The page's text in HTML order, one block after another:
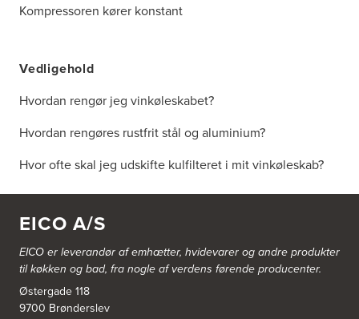
Kompressoren kører konstant
Vedligehold
Hvordan rengør jeg vinkøleskabet?
Hvordan rengøres rustfrit stål og aluminium?
Hvor ofte skal jeg udskifte kulfilteret i mit vinkøleskab?
EICO A/S
EICO er leverandør af emhætter, hvidevarer ogandre produkter
til køkken og bad, fra nogle af verdens førende producenter.
Østergade 118
9700 Brønderslev